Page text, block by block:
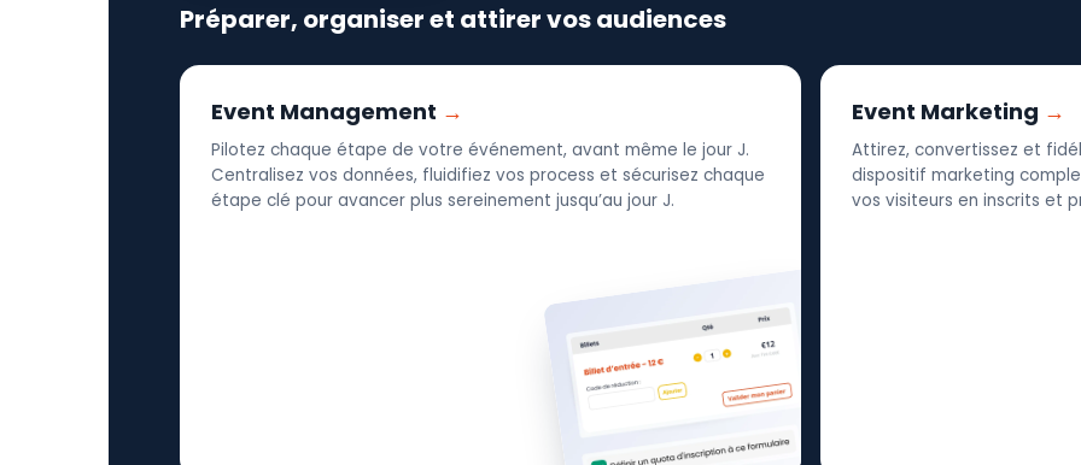
Préparer, organiser et attirer vos audiences
Event Management
Pilotez chaque étape de votre événement, avant même le jour J.
Centralisez vos données, fluidifiez vos process et sécurisez chaque
étape clé pour avancer plus sereinement jusqu’au jour J.
Event Marketing
Attirez, convertissez et
dispositif marketing
vos visiteurs en inscrits et